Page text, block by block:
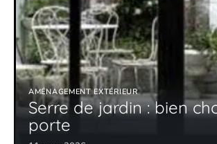
AMÉNAGEMENT EXTÉRIEUR
Serre de jardin : bien
porte